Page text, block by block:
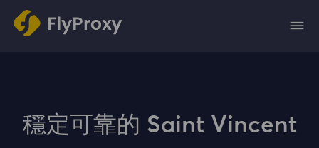
穩定可靠的 Saint Vincent